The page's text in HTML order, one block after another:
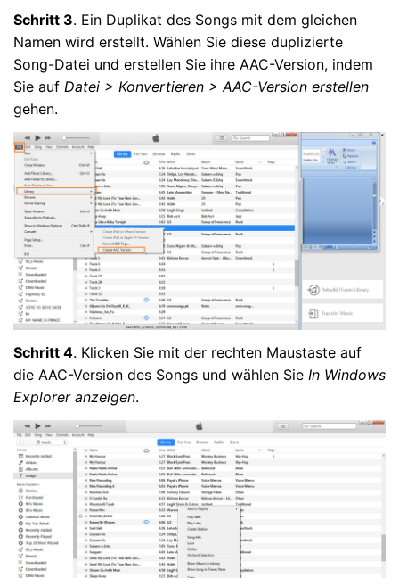
Schritt 3. Ein Duplikat des Songs mit dem gleichen
Namen wird erstellt. Wählen Sie diese duplizierte
Song-Datei und erstellen Sie ihre AAC-Version, indem
Sie auf Datei > Konvertieren > AAC-Version erstellen
gehen.
Schritt 4. Klicken Sie mit der rechten Maustaste auf
die AAC-Version des Songs und wählen Sie In Windows
Explorer anzeigen.